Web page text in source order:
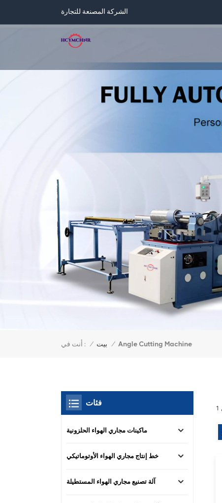
الشركة المصنعة للتجارة
أنت في : / بيت / Angle Cutting Machine
فئات
ماكينات مجاري الهواء الحلزونية
خط إنتاج مجاري الهواء الأوتوماتيكي
آلة تصنيع مجاري الهواء المستطيلة